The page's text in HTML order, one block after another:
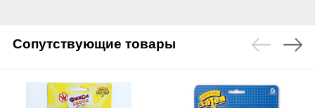
Сопутствующие товары